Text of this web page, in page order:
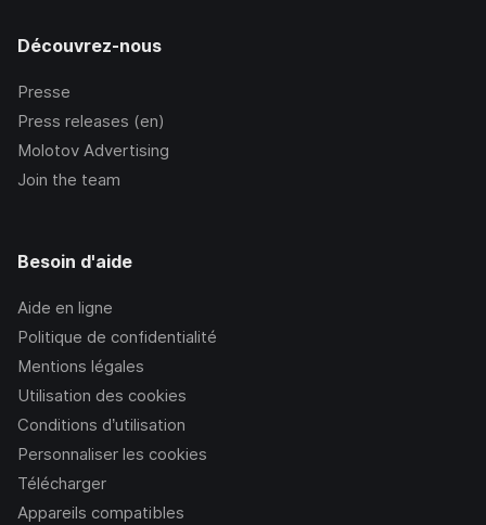
Découvrez-nous
Presse
Press releases (en)
Molotov Advertising
Join the team
Besoin d'aide
Aide en ligne
Politique de confidentialité
Mentions légales
Utilisation des cookies
Conditions d’utilisation
Personnaliser les cookies
Télécharger
Appareils compatibles